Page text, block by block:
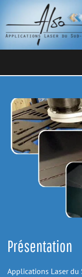
Présentation
Applications Laser du